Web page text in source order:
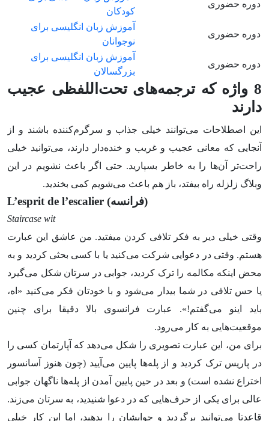
دوره حضوری
کودکان
دوره حضوری
آموزش زبان انگلیسی برای
نوجوانان
دوره حضوری
آموزش زبان انگلیسی برای
بزرگسالان
8 واژه که ترجمه‌های تحت‌اللفظی عجیب
دارند
این اصطلاحات می‌توانند خیلی جذاب و سرگرم‌کننده باشند و از
آنجایی که معانی عجیب و غریب و خنده‌دار دارند، می‌توانید خیلی
راحت‌تر آن‌ها را به خاطر بسپارید. حتی اگر باعث نشویم در این
وبلاگ زلزله راه بیفتد، باز هم باعث می‌شویم کمی بخندید.
L’esprit de l’escalier (فرانسه)
Staircase wit
وقتی خیلی دیر به فکر تلافی کردن میفتید. من عاشق این عبارت
هستم. وقتی در دعوایی شرکت می‌کنید یا با کسی بحثی کردید و به
محض اینکه مکالمه را ترک کردید، جوابی در سرتان شکل می‌گیرد
یا حس تلافی در شما بیدار می‌شود و با خودتان فکر می‌کنید «اه،
باید اینو می‌گفتم!». عبارت فرانسوی بالا دقیقا برای چنین
موقعیت‌هایی به کار می‌رود.
برای من، این عبارت تصویری را شکل می‌دهد که آپارتمان کسی را
در پاریس ترک کردید و از پله‌ها پایین می‌آیید (چون هنوز آسانسور
اختراع نشده است) و بعد در حین پایین آمدن از پله‌ها ناگهان جوابی
عالی برای یکی از حرف‌هایی که در دعوا شنیدید، به سرتان می‌زند.
قاعدتا می‌توانید برگردید و جوابشان را بدهید، اما این کار خیلی